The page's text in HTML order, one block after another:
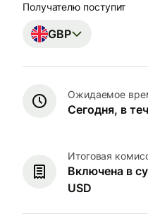
Получателю поступит
GBP
Ожидаемое
Сегодня, в
Итоговая
Включена в
USD